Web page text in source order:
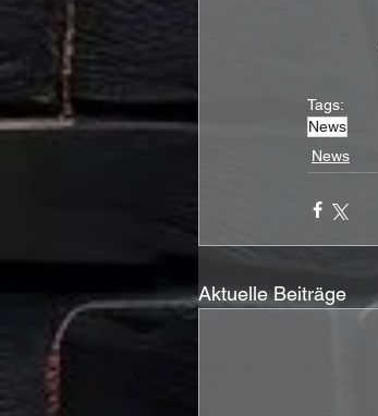
Tags:
News
News
Aktuelle Beiträge